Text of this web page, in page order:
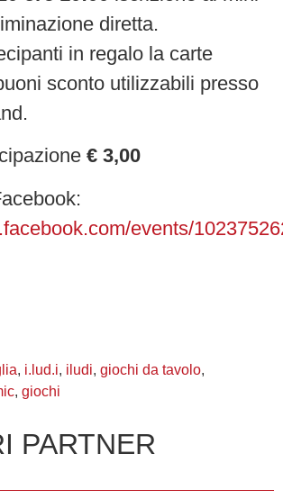
diretta.
in regalo la carte
sconto utilizzabili presso
€ 3,00
events/
, i.lud.i, iludi, giochi da tavolo,
, giochi
PARTNER